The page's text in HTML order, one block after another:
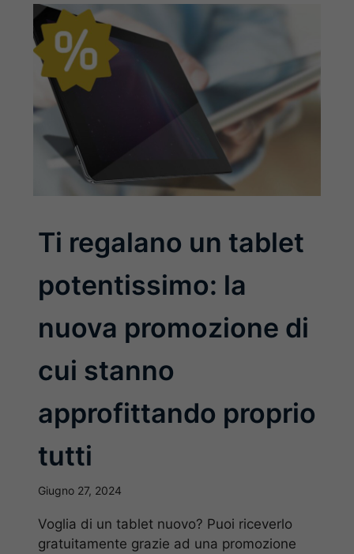
Ti regalano un tablet
potentissimo: la
nuova promozione di
cui stanno
approfittando proprio
tutti
Giugno 27, 2024
Voglia di un tablet nuovo? Puoi riceverlo
gratuitamente grazie ad una promozione